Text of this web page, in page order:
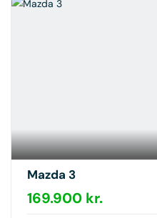
Mazda 3
169.900 kr.